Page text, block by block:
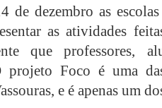
de dezembro as
as atividades
que professores,
projeto Foco é uma
e é apenas um